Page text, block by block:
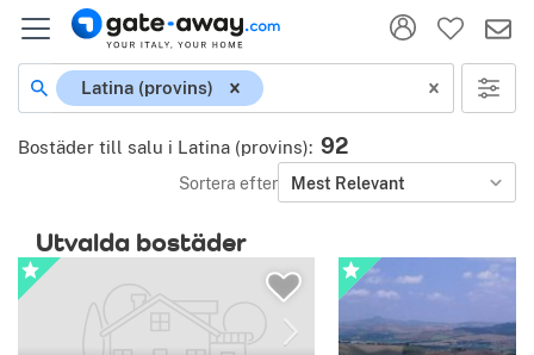
Latina (provins)
Bostäder till salu i Latina (provins): 92
Sortera efter Mest Relevant
Utvalda bostäder